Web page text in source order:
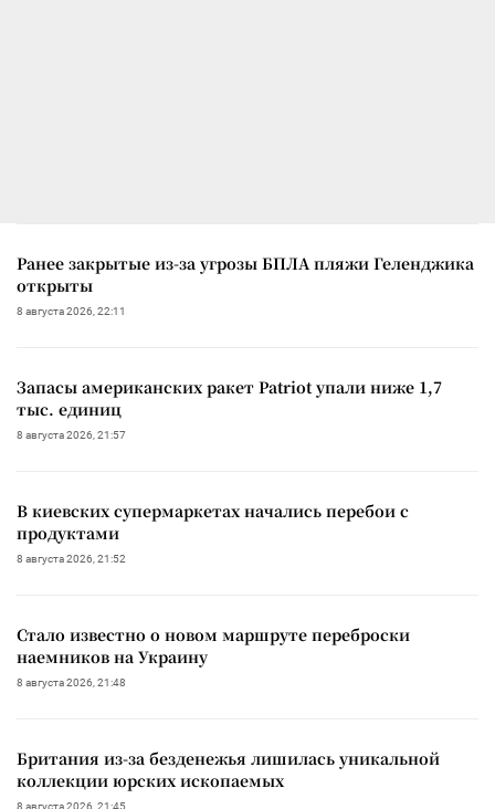
Ранее закрытые из-за угрозы БПЛА пляжи Геленджика
открыты
8 августа 2026, 22:11
Запасы американских ракет Patriot упали ниже 1,7
тыс. единиц
8 августа 2026, 21:57
В киевских супермаркетах начались перебои с
продуктами
8 августа 2026, 21:52
Стало известно о новом маршруте переброски
наемников на Украину
8 августа 2026, 21:48
Британия из-за безденежья лишилась уникальной
коллекции юрских ископаемых
8 августа 2026, 21:45